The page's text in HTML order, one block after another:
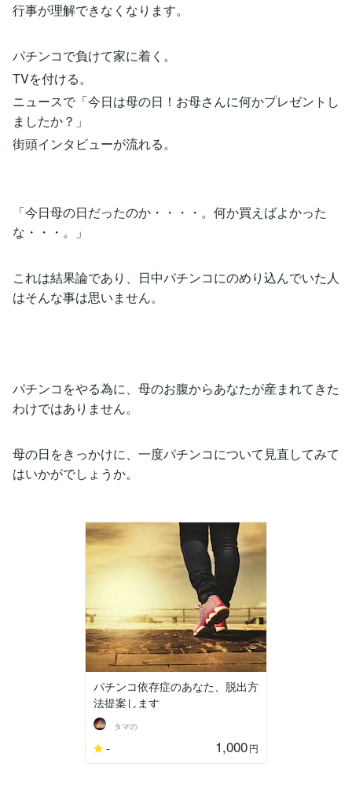
行事が理解できなくなります。
パチンコで負けて家に着く。
TVを付ける。
ニュースで「今日は母の日！お母さんに何かプレゼントし
ましたか？」
街頭インタビューが流れる。
「今日母の日だったのか・・・・。何か買えばよかった
な・・・。」
これは結果論であり、日中パチンコにのめり込んでいた人
はそんな事は思いません。
パチンコをやる為に、母のお腹からあなたが産まれてきた
わけではありません。
母の日をきっかけに、一度パチンコについて見直してみて
はいかがでしょうか。
パチンコ依存症のあなた、脱出方
法提案します
タマの
- 1,000円